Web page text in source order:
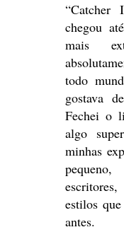
chegou
mais
todo
gostava
Fechei o
algo
minhas
estilos
antes.